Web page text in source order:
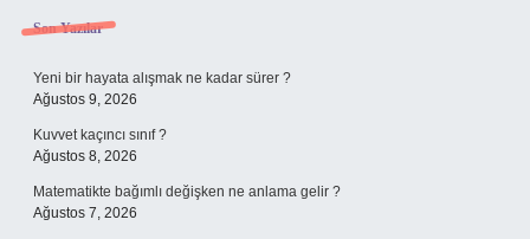
Sidebar
Son Yazılar
Yeni bir hayata alışmak ne kadar sürer ?
Ağustos 9, 2026
Kuvvet kaçıncı sınıf ?
Ağustos 8, 2026
Matematikte bağımlı değişken ne anlama gelir ?
Ağustos 7, 2026